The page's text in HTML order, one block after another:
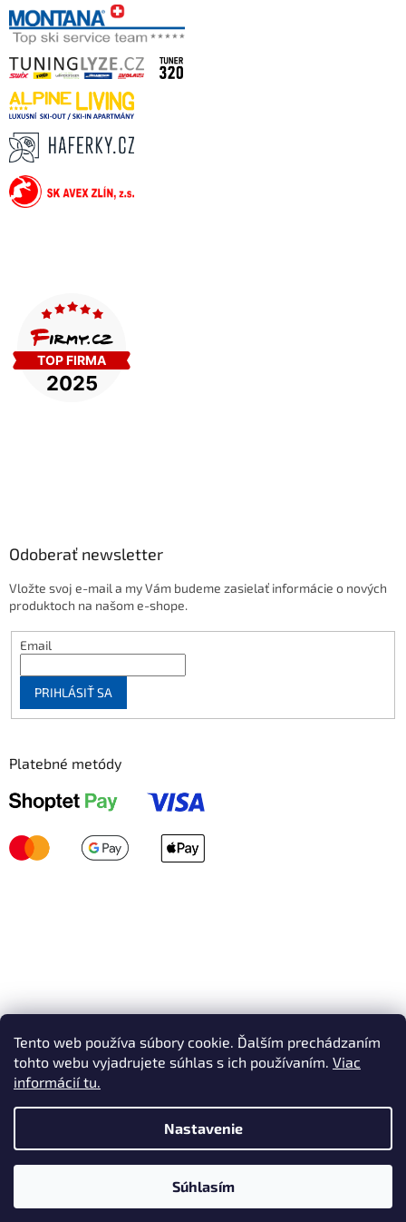
Tento web používa súbory cookie. Ďalším prechádzaním
tohto webu vyjadrujete súhlas s ich používaním. Viac
informácií tu.
Nastavenie
Súhlasím
Odoberať newsletter
Vložte svoj e-mail a my Vám budeme zasielať informácie o nových
produktoch na našom e-shope.
Email
PRIHLÁSIŤ SA
Platebné metódy
Vytvoril Shoptet
AVEX SKI. Všetky práva vyhradené.